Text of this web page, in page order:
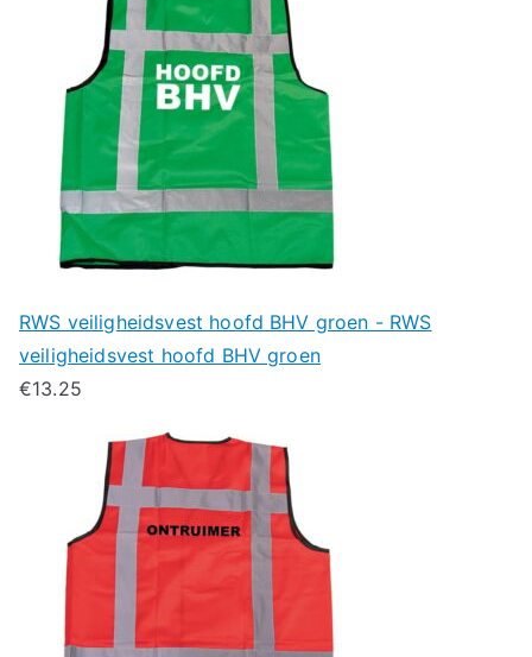
RWS veiligheidsvest hoofd BHV groen - RWS
veiligheidsvest hoofd BHV groen
€13.25